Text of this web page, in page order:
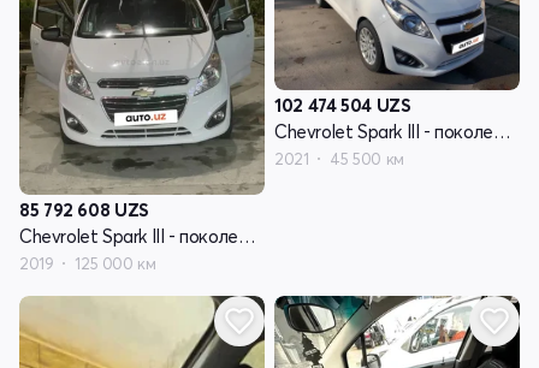
85 792 608 UZS
Chevrolet Spark III - поколение
2019 125 000 км
102 474 504 UZS
Chevrolet Spark III - поколение
2021 45 500 км